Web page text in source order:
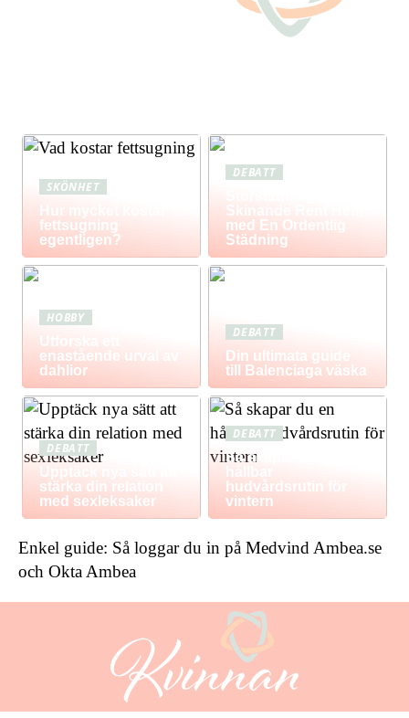
SKÖNHET
Hur mycket kostar
fettsugning
egentligen?
DEBATT
Skinande Rent Hem
med En Ordentlig
Städning
HOBBY
Utforska ett
enastående urval av
dahlior
DEBATT
Din ultimata guide
till Balenciaga väska
DEBATT
Upptäck nya sätt att
stärka din relation
med sexleksaker
DEBATT
Så skapar du en
hållbar
hudvårdsrutin för
vintern
Enkel guide: Så loggar du in på Medvind Ambea.se
och Okta Ambea